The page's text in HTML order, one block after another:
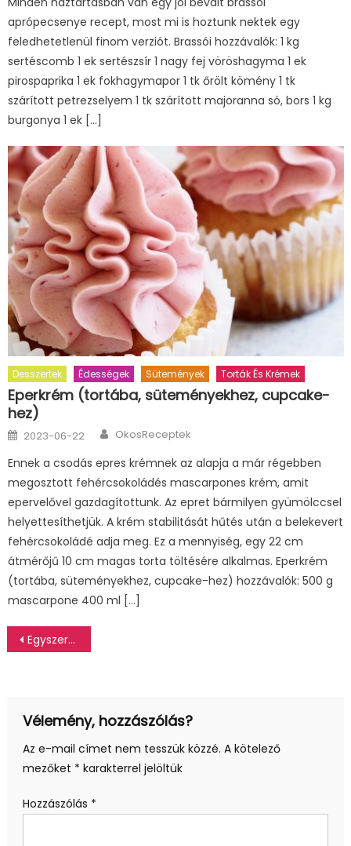
aprópecsenye recept, most mi is hoztunk nektek egy
feledhetetlenül finom verziót. Brassói hozzávalók: 1 kg
sertéscomb 1 ek sertészsír 1 nagy fej vöröshagyma 1 ek
pirospaprika 1 ek fokhagymapor 1 tk őrölt kömény 1 tk
szárított petrezselyem 1 tk szárított majoranna só, bors 1 kg
burgonya 1 ek […]
Desszertek Édességek Sütemények Torták És Krémek
Eperkrém (tortába, süteményekhez, cupcake-
hez)
Posted
on
2023-06-22 Author
OkosReceptek
Ennek a csodás epres krémnek az alapja a már régebben
megosztott fehércsokoládés mascarpones krém, amit
epervelővel gazdagítottunk. Az epret bármilyen gyümölccsel
helyettesíthetjük. A krém stabilitását hűtés után a belekevert
fehércsokoládé adja meg. Ez a mennyiség, egy 22 cm
átmérőjű 10 cm magas torta töltésére alkalmas. Eperkrém
(tortába, süteményekhez, cupcake-hez) hozzávalók: 500 g
mascarpone 400 ml […]
Bejegyzés
Egyszerű, otthon elkészíthető koktélok 1. rész
Vélemény, hozzászólás?
Az e-mail címet nem tesszük közzé. A kötelező
mezőket * karakterrel jelöltük
Hozzászólás *